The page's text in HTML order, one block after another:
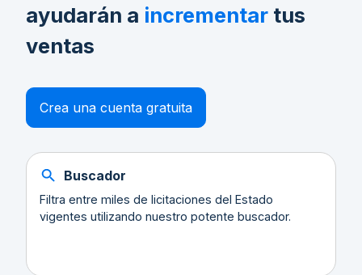
ayudarán a incrementar tus
ventas
Crea una cuenta gratuita
Buscador
Filtra entre miles de licitaciones del Estado
vigentes utilizando nuestro potente buscador.